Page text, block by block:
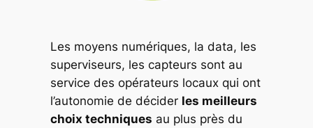
Les moyens numériques, la data, les
superviseurs, les capteurs sont au
service des opérateurs locaux qui ont
l’autonomie de décider les meilleurs
choix techniques au plus près du